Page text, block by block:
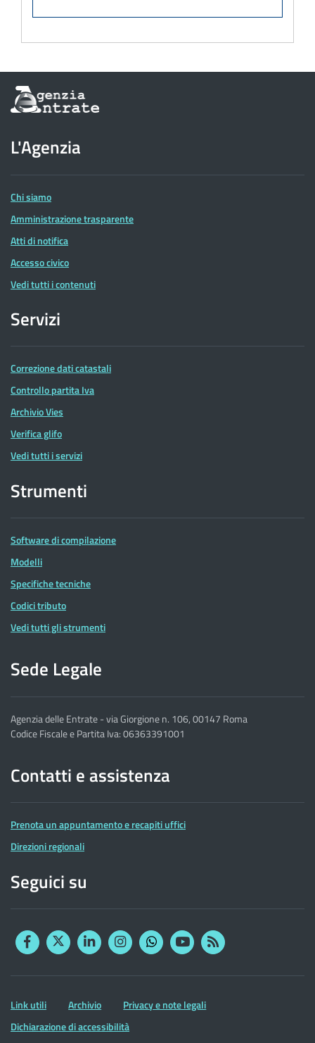
Informazioni
sul
dell'Agenzia
delle
Entrate
L'Agenzia
Chi siamo
Amministrazione trasparente
Atti di notifica
Accesso civico
Vedi tutti i contenuti
Servizi
Correzione dati catastali
Controllo partita Iva
Archivio Vies
Verifica glifo
Vedi tutti i servizi
Strumenti
Software di compilazione
Modelli
Specifiche tecniche
Codici tributo
Vedi tutti gli strumenti
Sede Legale
Agenzia delle Entrate - via Giorgione n. 106, 00147 Roma
Codice Fiscale e Partita Iva: 06363391001
Contatti e assistenza
Prenota un appuntamento e recapiti uffici
Direzioni regionali
Seguici su
FacebookTwitterLinkedinInstagram
YouTubeRSS
Altre
informazioni
Link utili Archivio
Privacy e note legali
Dichiarazione di accessibilità